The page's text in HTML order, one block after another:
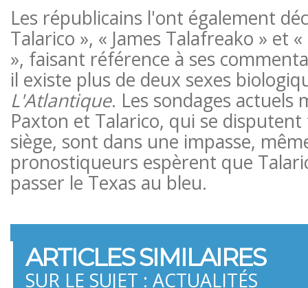
Les républicains l'ont également
Talarico », « James Talafreako » et
», faisant référence à ses
il existe plus de deux sexes
L'Atlantique. Les sondages actuels
Paxton et Talarico, qui se
siège, sont dans une impasse,
pronostiqueurs espèrent que
passer le Texas au bleu.
ARTICLES SIMILAIRES
SUR LE SUJET : ACTUALITÉS